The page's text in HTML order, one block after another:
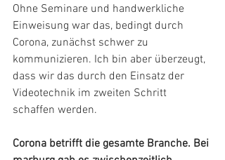
Ohne Seminare und handwerkliche
Einweisung war das, bedingt durch
Corona, zunächst schwer zu
kommunizieren. Ich bin aber überzeugt,
dass wir das durch den Einsatz der
Videotechnik im zweiten Schritt
schaffen werden.
Corona betrifft die gesamte Branche. Bei